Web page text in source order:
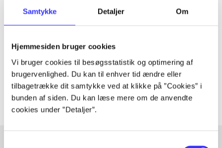
Samtykke Detaljer Om
Hjemmesiden bruger cookies
Vi bruger cookies til besøgsstatistik og optimering af
brugervenlighed. Du kan til enhver tid ændre eller
tilbagetrække dit samtykke ved at klikke på ”Cookies” i
bunden af siden. Du kan læse mere om de anvendte
cookies under ”Detaljer”.
Tidsskrift
lorem ipsum dolor sit amet ...
Tidsskrift
Artiklerne i handler ofte om